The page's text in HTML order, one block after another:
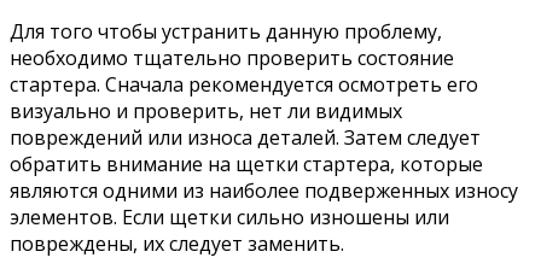
Для того чтобы устранить данную проблему,
необходимо тщательно проверить состояние
стартера. Сначала рекомендуется осмотреть его
визуально и проверить, нет ли видимых
повреждений или износа деталей. Затем следует
обратить внимание на щетки стартера, которые
являются одними из наиболее подверженных износу
элементов. Если щетки сильно изношены или
повреждены, их следует заменить.